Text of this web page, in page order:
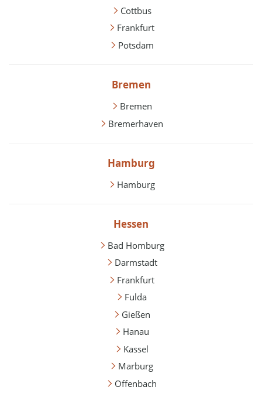
Cottbus
Frankfurt
Potsdam
Bremen
Bremen
Bremerhaven
Hamburg
Hamburg
Hessen
Bad Homburg
Darmstadt
Frankfurt
Fulda
Gießen
Hanau
Kassel
Marburg
Offenbach